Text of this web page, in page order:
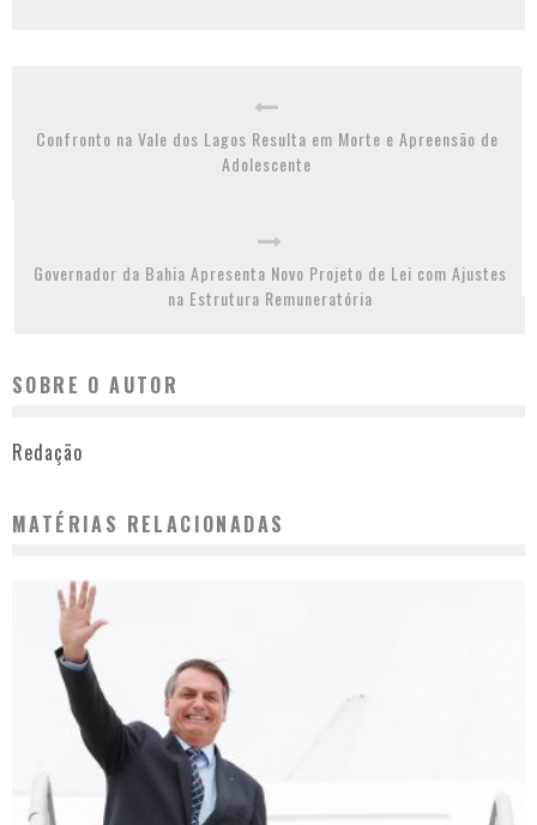
Confronto na Vale dos Lagos Resulta em Morte e Apreensão de
Adolescente
Governador da Bahia Apresenta Novo Projeto de Lei com Ajustes
na Estrutura Remuneratória
SOBRE O AUTOR
Redação
MATÉRIAS RELACIONADAS